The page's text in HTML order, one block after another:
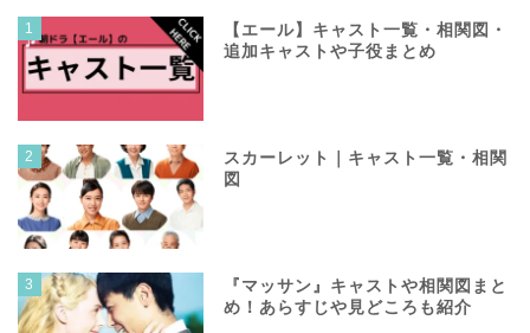
1
【エール】キャスト一覧・相関図・
追加キャストや子役まとめ
2
スカーレット｜キャスト一覧・相関
図
3
『マッサン』キャストや相関図まと
め！あらすじや見どころも紹介